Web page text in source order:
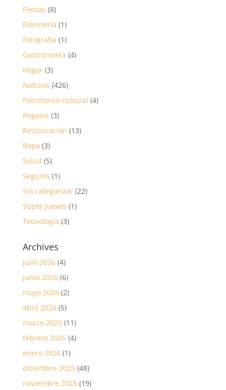
Fiestas (8)
Floristería (1)
Fotografía (1)
Gastronomía (4)
Hogar(3)
Noticias (426)
Patrimonio-cultural (4)
Regalos (3)
Restauración (13)
Ropa (3)
Salud (5)
Seguros (1)
Sin categorizar(22)
Super Jueves (1)
Tecnología (3)
Archives
julio 2026(4)
junio 2026(6)
mayo 2026(2)
abril 2026(5)
marzo 2026(11)
febrero 2026(4)
enero 2026(1)
diciembre 2025(48)
noviembre 2025(19)